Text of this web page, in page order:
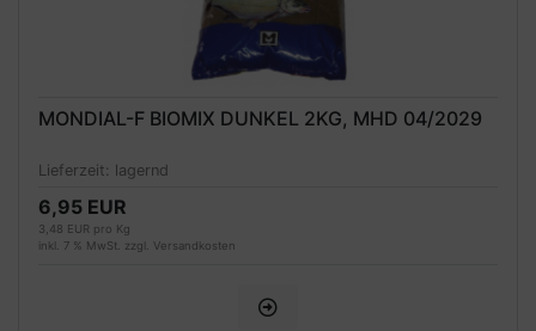
MONDIAL-F BIOMIX DUNKEL 2KG, MHD 04/2029
Lieferzeit: lagernd
6,95 EUR
3,48 EUR pro Kg
inkl. 7 % MwSt. zzgl. Versandkosten